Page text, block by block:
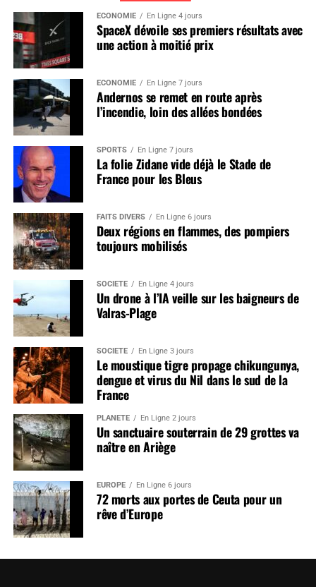
ÉCONOMIE En Ligne 4 jours
SpaceX dévoile ses premiers résultats avec
une action à moitié prix
ÉCONOMIE En Ligne 7 jours
Andernos se remet en route après
l’incendie, loin des allées bondées
SPORTS En Ligne 7 jours
La folie Zidane vide déjà le Stade de
France pour les Bleus
FAITS DIVERS En Ligne 6 jours
Deux régions en flammes, des pompiers
toujours mobilisés
SOCIÉTÉ En Ligne 4 jours
Un drone à l’IA veille sur les baigneurs de
Valras-Plage
SOCIÉTÉ En Ligne 3 jours
Le moustique tigre propage chikungunya,
dengue et virus du Nil dans le sud de la
France
PLANÈTE En Ligne 2 jours
Un sanctuaire souterrain de 29 grottes va
naître en Ariège
EUROPE En Ligne 6 jours
72 morts aux portes de Ceuta pour un
rêve d’Europe